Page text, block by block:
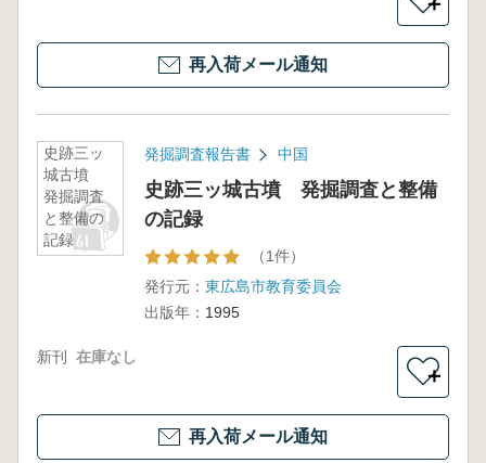
再入荷メール通知
史跡三ッ
城古墳
発掘調査
と整備の
記録
発掘調査報告書 中国
史跡三ッ城古墳 発掘調査と整備
の記録
（1件）
発行元： 東広島市教育委員会
出版年： 1995
新刊 在庫なし
＋
再入荷メール通知